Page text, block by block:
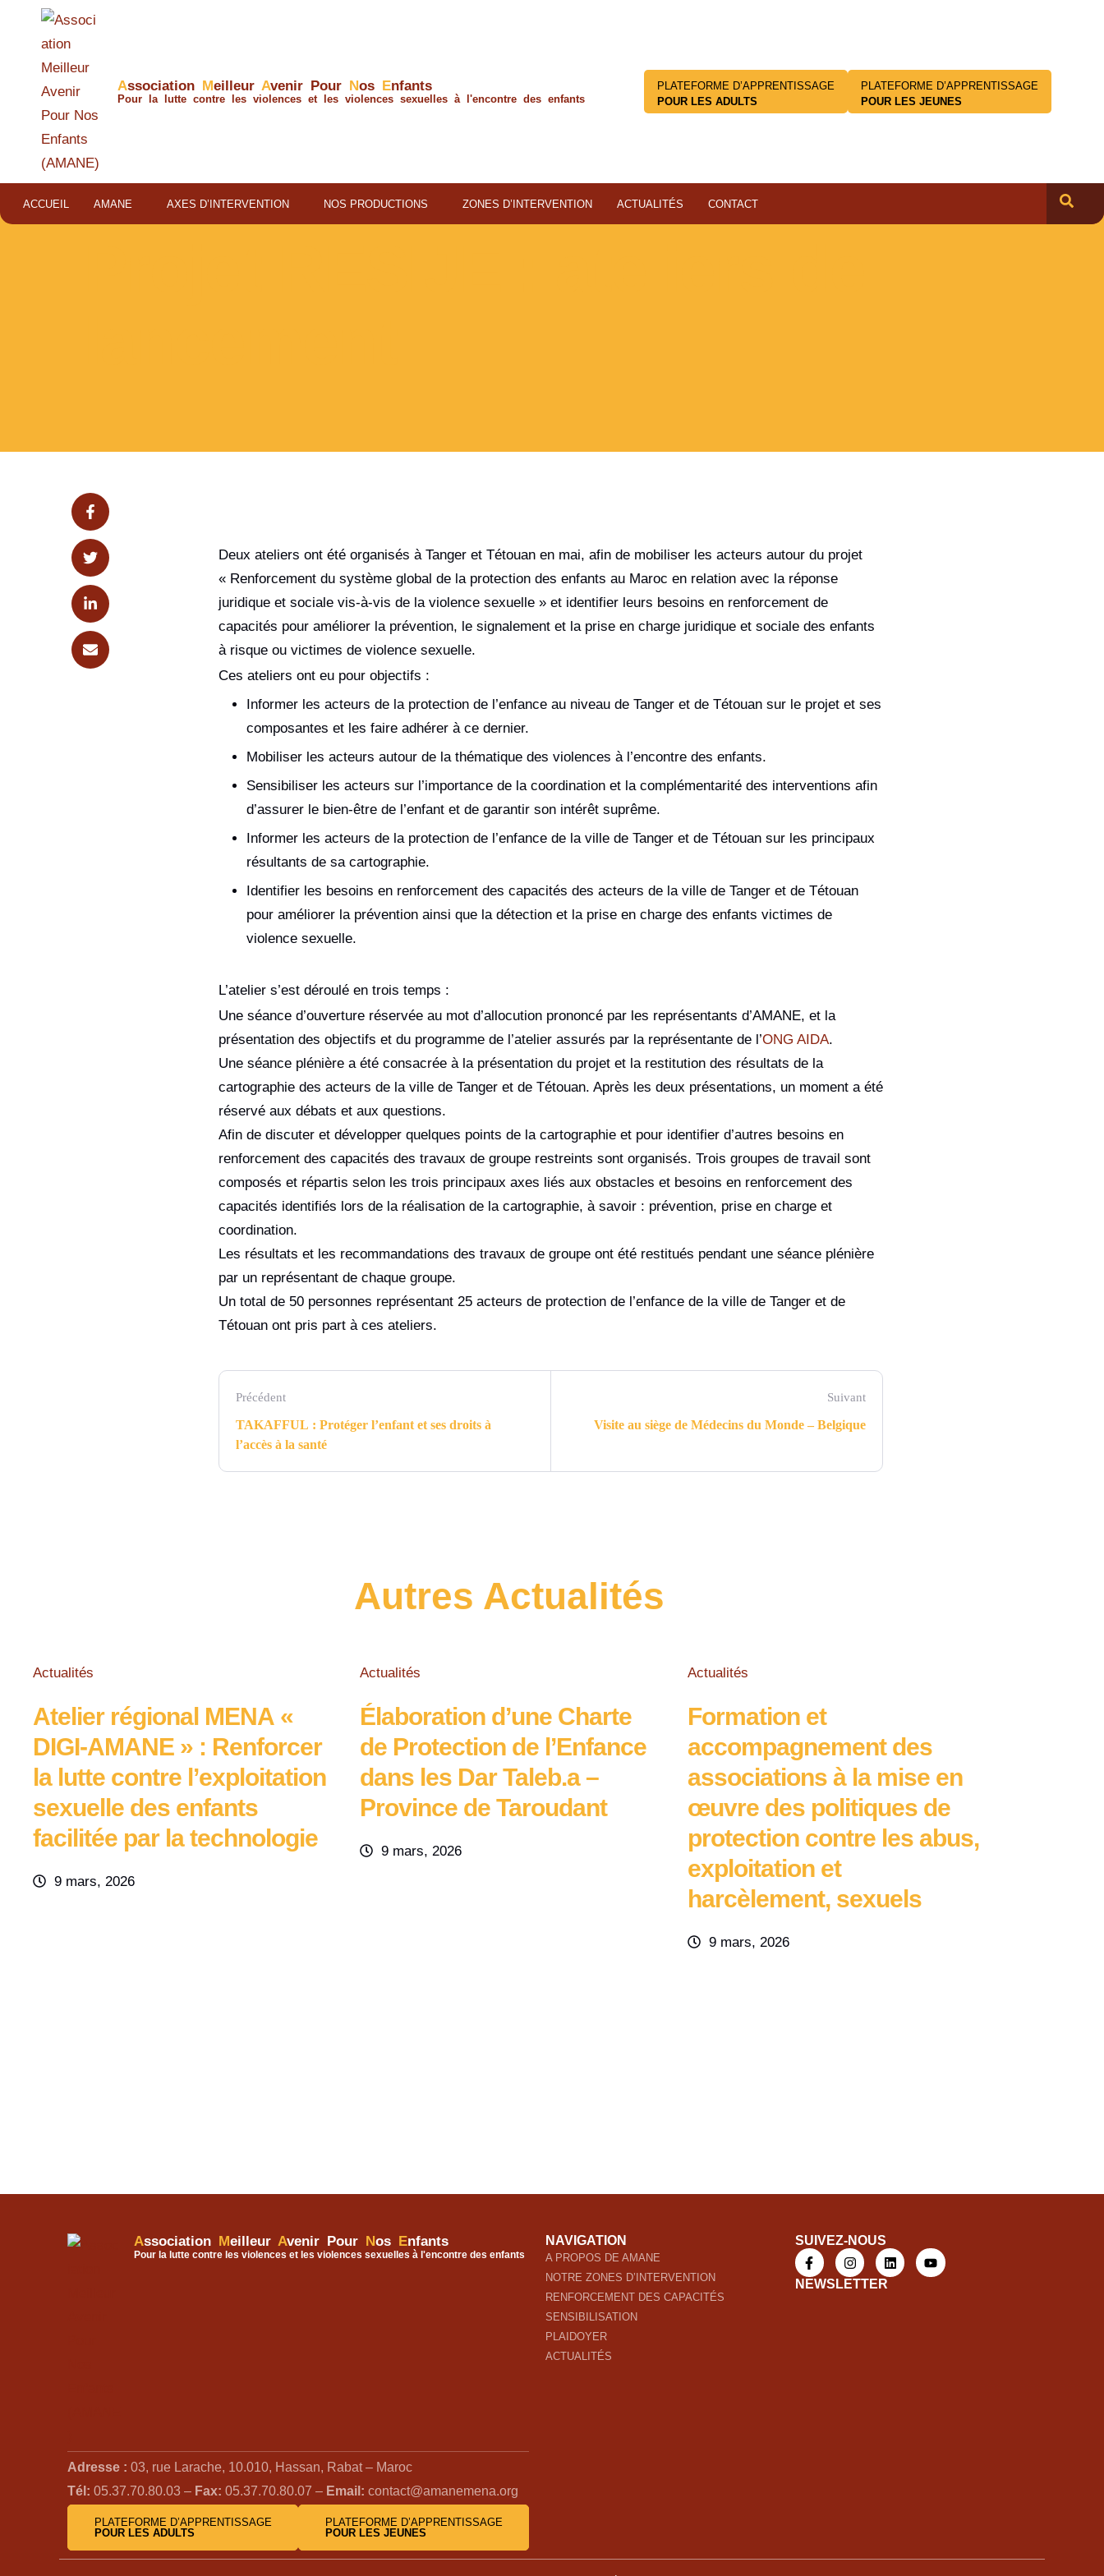
Association MeilleurAvenir Pour Nos Enfants
Pour la lutte contre les violences et les violences sexuelles à l'encontre des enfants
PLATEFORME D’APPRENTISSAGE
POUR LES ADULTS
PLATEFORME D’APPRENTISSAGE
POUR LES JEUNES
ACCUEIL AMANE AXES D’INTERVENTION NOS PRODUCTIONS ZONES D’INTERVENTION ACTUALITÉS CONTACT
Deux ateliers ont été organisés à Tanger et Tétouan en mai, afin de mobiliser les acteurs autour du projet
« Renforcement du système global de la protection des enfants au Maroc en relation avec la réponse
juridique et sociale vis-à-vis de la violence sexuelle » et identifier leurs besoins en renforcement de
capacités pour améliorer la prévention, le signalement et la prise en charge juridique et sociale des enfants
à risque ou victimes de violence sexuelle.
Ces ateliers ont eu pour objectifs :
Informer les acteurs de la protection de l’enfance au niveau de Tanger et de Tétouan sur le projet et ses
composantes et les faire adhérer à ce dernier.
Mobiliser les acteurs autour de la thématique des violences à l’encontre des enfants.
Sensibiliser les acteurs sur l’importance de la coordination et la complémentarité des interventions afin
d’assurer le bien-être de l’enfant et de garantir son intérêt suprême.
Informer les acteurs de la protection de l’enfance de la ville de Tanger et de Tétouan sur les principaux
résultants de sa cartographie.
Identifier les besoins en renforcement des capacités des acteurs de la ville de Tanger et de Tétouan
pour améliorer la prévention ainsi que la détection et la prise en charge des enfants victimes de
violence sexuelle.
L’atelier s’est déroulé en trois temps :
Une séance d’ouverture réservée au mot d’allocution prononcé par les représentants d’AMANE, et la
présentation des objectifs et du programme de l’atelier assurés par la représentante de l’ONG AIDA.
Une séance plénière a été consacrée à la présentation du projet et la restitution des résultats de la
cartographie des acteurs de la ville de Tanger et de Tétouan. Après les deux présentations, un moment a été
réservé aux débats et aux questions.
Afin de discuter et développer quelques points de la cartographie et pour identifier d’autres besoins en
renforcement des capacités des travaux de groupe restreints sont organisés. Trois groupes de travail sont
composés et répartis selon les trois principaux axes liés aux obstacles et besoins en renforcement des
capacités identifiés lors de la réalisation de la cartographie, à savoir : prévention, prise en charge et
coordination.
Les résultats et les recommandations des travaux de groupe ont été restitués pendant une séance plénière
par un représentant de chaque groupe.
Un total de 50 personnes représentant 25 acteurs de protection de l’enfance de la ville de Tanger et de
Tétouan ont pris part à ces ateliers.
Précédent
TAKAFFUL : Protéger l’enfant et ses droits à
l’accès à la santé
Suivant
Visite au siège de Médecins du Monde – Belgique
Autres Actualités
Actualités
Atelier régional MENA «
DIGI-AMANE » : Renforcer
la lutte contre l’exploitation
sexuelle des enfants
facilitée par la technologie
9 mars, 2026
Actualités
Élaboration d’une Charte
de Protection de l’Enfance
dans les Dar Taleb.a –
Province de Taroudant
9 mars, 2026
Actualités
Formation et
accompagnement des
associations à la mise en
œuvre des politiques de
protection contre les abus,
exploitation et
harcèlement, sexuels
9 mars, 2026
Association MeilleurAvenir Pour Nos Enfants
Pour la lutte contre les violences et les violences sexuelles à l'encontre des enfants
Adresse : 03, rue Larache, 10.010, Hassan, Rabat – Maroc
Tél: 05.37.70.80.03 – Fax: 05.37.70.80.07 – Email: contact@amanemena.org
PLATEFORME D’APPRENTISSAGE
POUR LES ADULTS
PLATEFORME D’APPRENTISSAGE
POUR LES JEUNES
NAVIGATION
A PROPOS DE AMANE
NOTRE ZONES D’INTERVENTION
RENFORCEMENT DES CAPACITÉS
SENSIBILISATION
PLAIDOYER
ACTUALITÉS
SUIVEZ-NOUS
NEWSLETTER